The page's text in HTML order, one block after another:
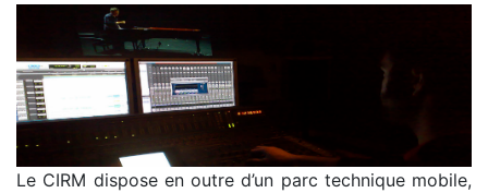
Le CIRM dispose en outre d’un parc technique mobile,